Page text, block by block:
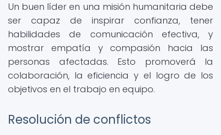
Un buen líder en una misión humanitaria debe
ser capaz de inspirar confianza, tener
habilidades de comunicación efectiva, y
mostrar empatía y compasión hacia las
personas afectadas. Esto promoverá la
colaboración, la eficiencia y el logro de los
objetivos en el trabajo en equipo.
Resolución de conflictos